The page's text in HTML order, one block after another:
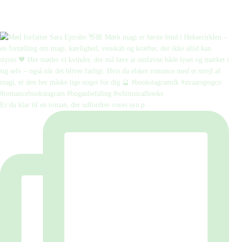
Er du klar til en roman, der udfordrer vores syn p